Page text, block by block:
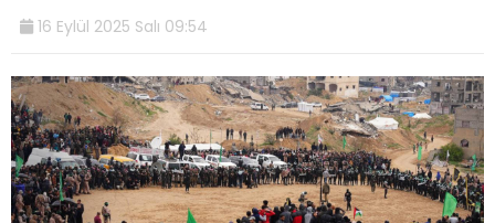
16 Eylül 2025 Salı 09:54